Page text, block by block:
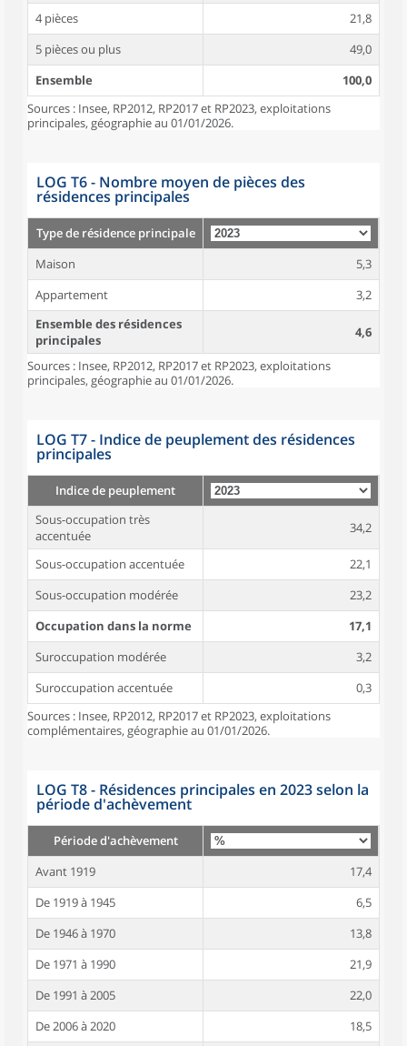
4 pièces
21,8
5 pièces ou plus
49,0
Ensemble
100,0
Sources : Insee, RP2012, RP2017 et RP2023, exploitations
principales, géographie au 01/01/2026.
LOG T6 - Nombre moyen de pièces des
résidences principales
Type de résidence principale
Maison
5,3
Appartement
3,2
Ensemble des résidences
principales
4,6
Sources : Insee, RP2012, RP2017 et RP2023, exploitations
principales, géographie au 01/01/2026.
LOG T7 - Indice de peuplement des résidences
principales
Indice de peuplement
Sous-occupation très
accentuée
34,2
Sous-occupation accentuée
22,1
Sous-occupation modérée
23,2
Occupation dans la norme
17,1
Suroccupation modérée
3,2
Suroccupation accentuée
0,3
Sources : Insee, RP2012, RP2017 et RP2023, exploitations
complémentaires, géographie au 01/01/2026.
LOG T8 - Résidences principales en 2023 selon la
période d'achèvement
Période d'achèvement
Avant 1919
17,4
De 1919 à 1945
6,5
De 1946 à 1970
13,8
De 1971 à 1990
21,9
De 1991 à 2005
22,0
De 2006 à 2020
18,5